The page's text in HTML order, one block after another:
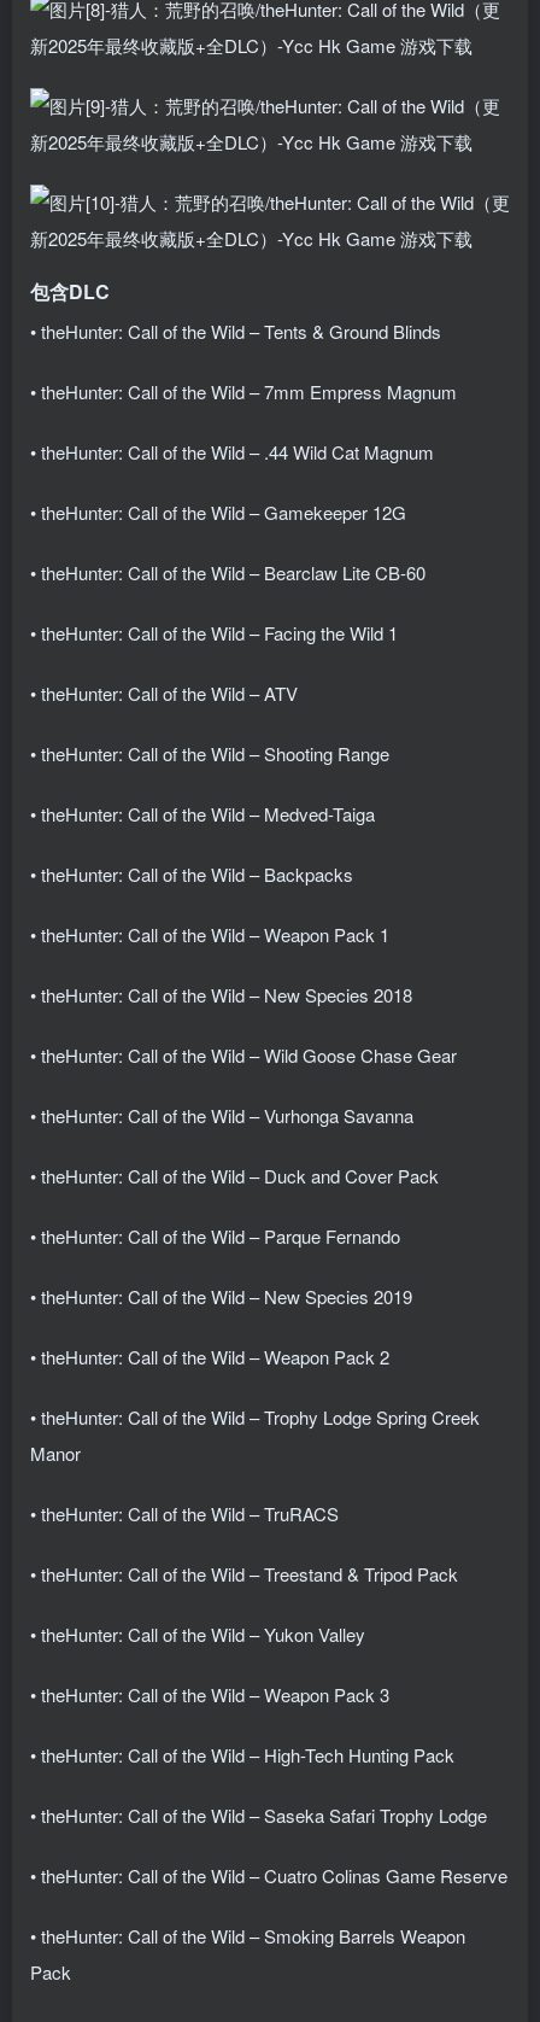
包含DLC
• theHunter: Call of the Wild – Tents & Ground Blinds
• theHunter: Call of the Wild – 7mm Empress Magnum
• theHunter: Call of the Wild – .44 Wild Cat Magnum
• theHunter: Call of the Wild – Gamekeeper 12G
• theHunter: Call of the Wild – Bearclaw Lite CB-60
• theHunter: Call of the Wild – Facing the Wild 1
• theHunter: Call of the Wild – ATV
• theHunter: Call of the Wild – Shooting Range
• theHunter: Call of the Wild – Medved-Taiga
• theHunter: Call of the Wild – Backpacks
• theHunter: Call of the Wild – Weapon Pack 1
• theHunter: Call of the Wild – New Species 2018
• theHunter: Call of the Wild – Wild Goose Chase Gear
• theHunter: Call of the Wild – Vurhonga Savanna
• theHunter: Call of the Wild – Duck and Cover Pack
• theHunter: Call of the Wild – Parque Fernando
• theHunter: Call of the Wild – New Species 2019
• theHunter: Call of the Wild – Weapon Pack 2
• theHunter: Call of the Wild – Trophy Lodge Spring Creek
Manor
• theHunter: Call of the Wild – TruRACS
• theHunter: Call of the Wild – Treestand & Tripod Pack
• theHunter: Call of the Wild – Yukon Valley
• theHunter: Call of the Wild – Weapon Pack 3
• theHunter: Call of the Wild – High-Tech Hunting Pack
• theHunter: Call of the Wild – Saseka Safari Trophy Lodge
• theHunter: Call of the Wild – Cuatro Colinas Game Reserve
• theHunter: Call of the Wild – Smoking Barrels Weapon
Pack